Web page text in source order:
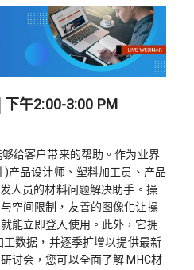
午2:00-3:00 PM
给客户带来的帮助。作为业界
产品设计师、塑料加工员、产品
人员的材料问题解决助手。操
空间限制，友善的图像化让操
能立即登入使用。此外，它拥
数据，并逐季扩增以提供最新
讨会，您可以全面了解 MHC材